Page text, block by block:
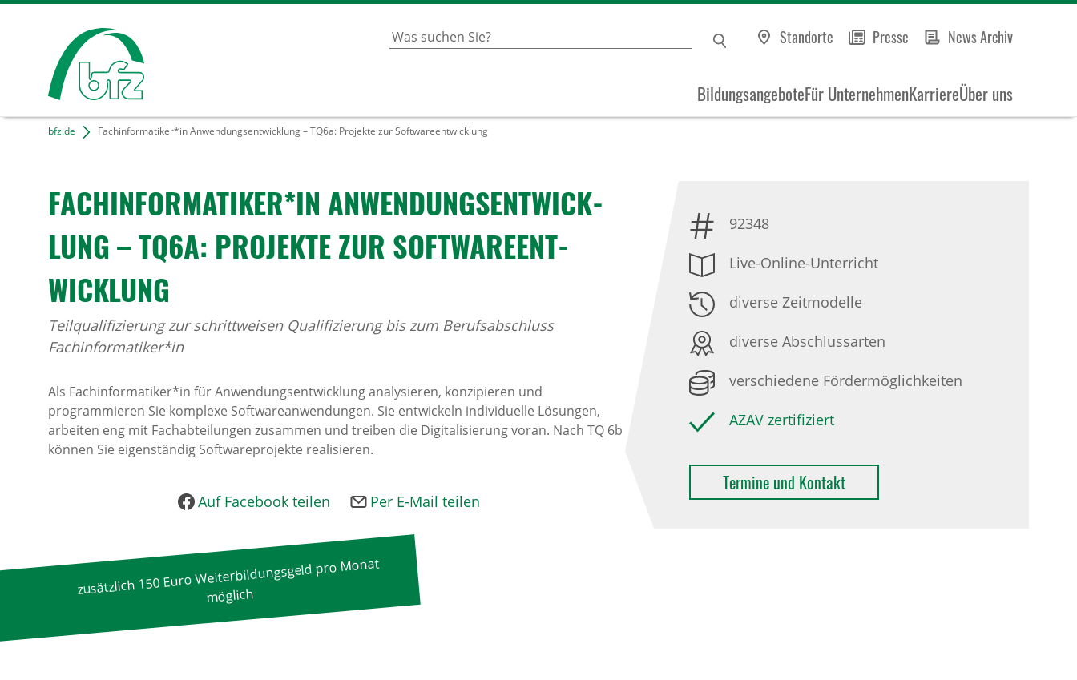
Standorte Presse News Archiv
BildungsangeboteFür UnternehmenKarriereÜber uns
bfz.de Fachinformatiker*in Anwendungsentwicklung – TQ6a: Projekte zur Softwareentwicklung
FACH­IN­FOR­MA­TIKER*IN ANWEN­DUNGS­ENT­WICK­
LUNG – TQ6A: PROJEKTE ZUR SOFT­WARE­ENT­
WICK­LUNG
Teilqualifizierung zur schrittweisen Qualifizierung bis zum Berufsabschluss
Fachinformatiker*in
Als Fachinformatiker*in für Anwendungsentwicklung analysieren, konzipieren und
programmieren Sie komplexe Softwareanwendungen. Sie entwickeln individuelle Lösungen,
arbeiten eng mit Fachabteilungen zusammen und treiben die Digitalisierung voran. Nach TQ 6b
können Sie eigenständig Softwareprojekte realisieren.
Auf Facebook teilen Per E-Mail teilen
zusätzlich 150 Euro Weiterbildungsgeld pro Monat
möglich
92348
Live-Online-Unterricht
diverse Zeitmodelle
diverse Abschlussarten
verschiedene Fördermöglichkeiten
AZAV zertifiziert
Termine und Kontakt